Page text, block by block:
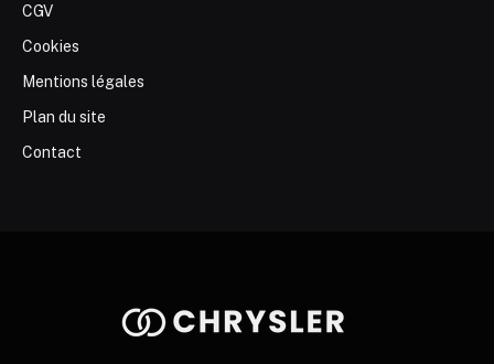
CGV
Cookies
Mentions légales
Plan du site
Contact